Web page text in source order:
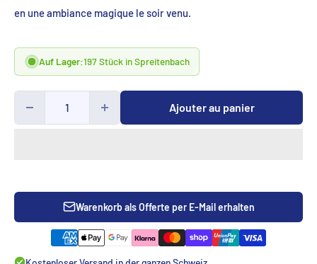
en une ambiance magique le soir venu.
Auf Lager:197 Stück in Spreitenbach
Ajouter au panier
Warenkorb als Offerte per E-Mail erhalten